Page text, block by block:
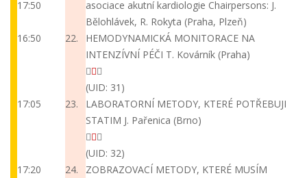
17:50 asociace akutní kardiologie Chairpersons: J.
Bělohlávek, R. Rokyta (Praha, Plzeň)
16:50
22.
HEMODYNAMICKÁ MONITORACE NA
INTENZÍVNÍ PÉČI T. Kovárník (Praha)
(UID: 31)
17:05
23.
LABORATORNÍ METODY, KTERÉ POTŘEBUJI
STATIM J. Pařenica (Brno)
(UID: 32)
17:20
24.
ZOBRAZOVACÍ METODY, KTERÉ MUSÍM